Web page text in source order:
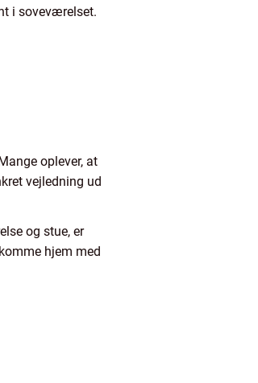
i soveværelset.
oplever, at
vejledning ud
og stue, er
hjem med